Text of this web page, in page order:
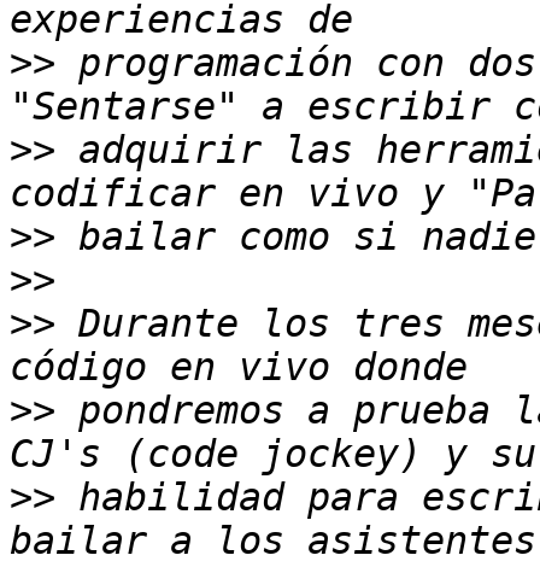
>> programación con
>> adquirir las
>>
>>
>> Durante los tres
>> pondremos a
>> habilidad para